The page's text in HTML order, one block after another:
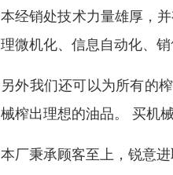
本经销处技术力量雄厚，
理微机化、信息自动化、销
另外我们还可以为所有的
械榨出理想的油品。 买机
本厂秉承顾客至上，锐意